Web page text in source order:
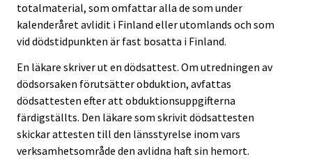
totalmaterial, som omfattar alla de som under
kalenderåret avlidit i Finland eller utomlands och som
vid dödstidpunkten är fast bosatta i Finland.
En läkare skriver ut en dödsattest. Om utredningen av
dödsorsaken förutsätter obduktion, avfattas
dödsattesten efter att obduktionsuppgifterna
färdigställts. Den läkare som skrivit dödsattesten
skickar attesten till den länsstyrelse inom vars
verksamhetsområde den avlidna haft sin hemort.